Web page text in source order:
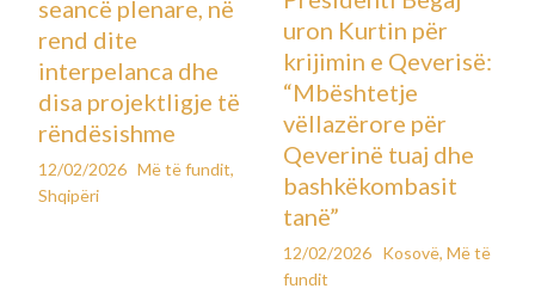
seancë plenare, në
rend dite
interpelanca dhe
disa projektligje të
rëndësishme
12/02/2026 Më të fundit,
Shqipëri
uron Kurtin për
krijimin e Qeverisë:
“Mbështetje
vëllazërore për
Qeverinë tuaj dhe
bashkëkombasit
tanë”
12/02/2026 Kosovë, Më të
fundit